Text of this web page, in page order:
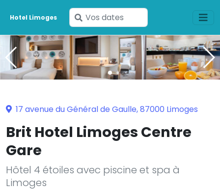
Hotel Limoges
Saisissez
vos
dates
17 avenue du Général de Gaulle, 87000 Limoges
Brit Hotel Limoges Centre
Gare
Hôtel 4 étoiles avec piscine et spa à
Limoges